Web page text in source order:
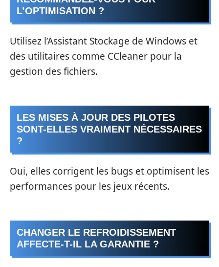
L’OPTIMISATION ?
Utilisez l’Assistant Stockage de Windows et
des utilitaires comme CCleaner pour la
gestion des fichiers.
LES MISES À JOUR DES PILOTES
SONT-ELLES VRAIMENT NÉCESSAIRES
?
Oui, elles corrigent les bugs et optimisent les
performances pour les jeux récents.
CHANGER LE REFROIDISSEMENT
AFFECTE-T-IL LA GARANTIE ?